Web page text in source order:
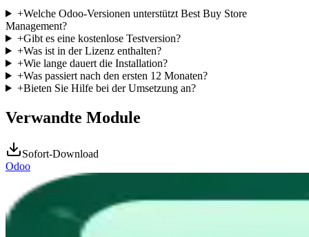
+Welche Odoo-Versionen unterstützt Best Buy Store
Management?
+Gibt es eine kostenlose Testversion?
+Was ist in der Lizenz enthalten?
+Wie lange dauert die Installation?
+Was passiert nach den ersten 12 Monaten?
+Bieten Sie Hilfe bei der Umsetzung an?
Verwandte Module
Sofort-Download
Odoo